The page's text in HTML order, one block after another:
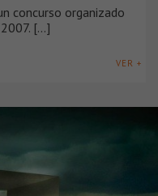
concurso organizado
[...]
VER +